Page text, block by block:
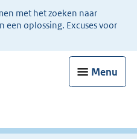
met het zoeken naar
een oplossing. Excuses voor
Menu